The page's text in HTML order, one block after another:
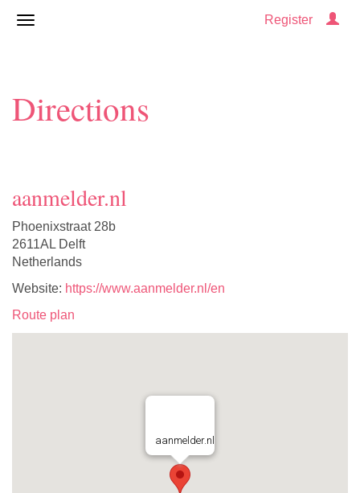
Register
Directions
aanmelder.nl
Phoenixstraat 28b
2611AL Delft
Netherlands
Website: https://www.aanmelder.nl/en
Route plan
aanmelder.nl